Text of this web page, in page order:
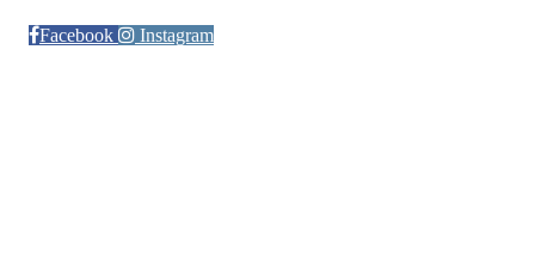
Facebook
Instagram